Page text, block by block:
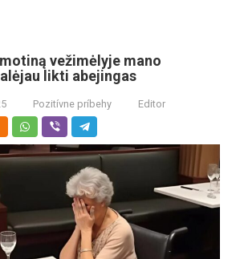
vežimėlyje mano
likti abejingas
Pozitívne príbehy Editor